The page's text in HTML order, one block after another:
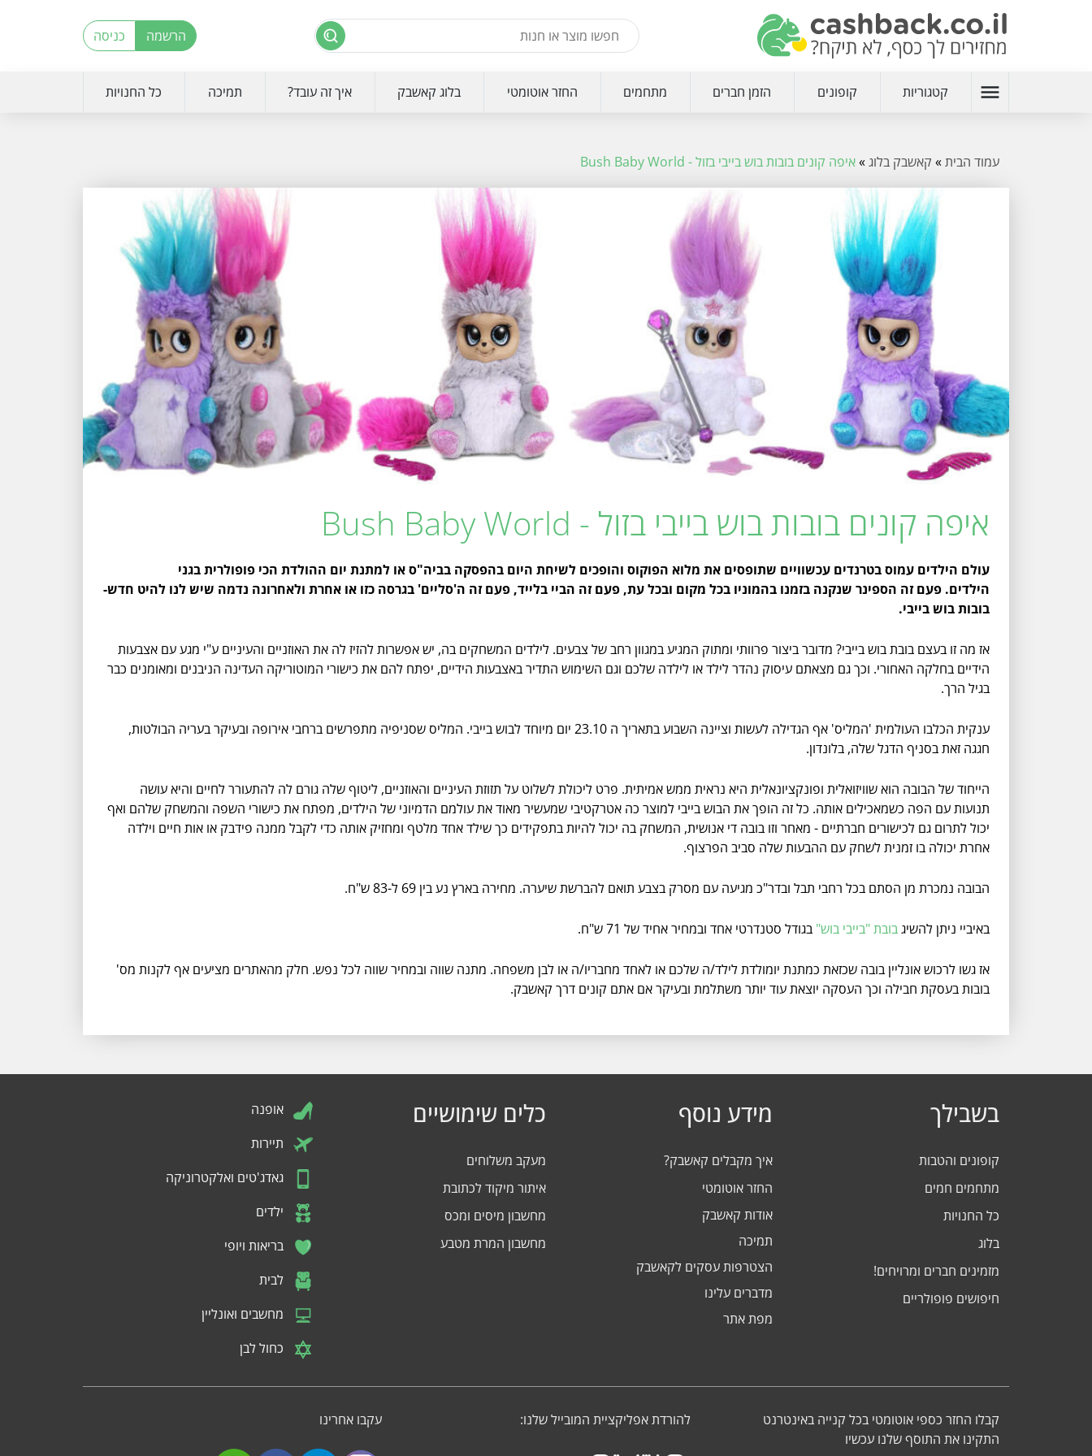
הרשמה כניסה
menu קטגוריות קופונים הזמן חברים מתחמים החזר אוטומטי בלוג קאשבק איך זה עובד? תמיכה כל החנויות
עמוד הבית» קאשבק בלוג»איפה קונים בובות בוש בייבי בזול - Bush Baby World
איפה קונים בובות בוש בייבי בזול - Bush Baby World
עולם הילדים עמוס בטרנדים עכשוויים שתופסים את מלוא הפוקוס והופכים לשיחת היום בהפסקה בביה"ס או למתנת יום ההולדת הכי פופולרית בגני
הילדים. פעם זה הספינר שנקנה בזמנו בהמוניו בכל מקום ובכל עת, פעם זה הביי בלייד, פעם זה ה'סליים' בגרסה כזו או אחרת ולאחרונה נדמה שיש לנו להיט חדש-
בובות בוש בייבי.
אז מה זו בעצם בובת בוש בייבי? מדובר ביצור פרוותי ומתוק המגיע במגוון רחב של צבעים. לילדים המשחקים בה, יש אפשרות להזיז לה את האוזניים והעיניים ע"י מגע עם אצבעות
הידיים בחלקה האחורי. וכך גם מצאתם עיסוק נהדר לילד או לילדה שלכם וגם השימוש התדיר באצבעות הידיים, יפתח להם את כישורי המוטוריקה העדינה הניבנים ומאומנים כבר
בגיל הרך.
ענקית הכלבו העולמית 'המליס' אף הגדילה לעשות וציינה השבוע בתאריך ה 23.10 יום מיוחד לבוש בייבי. המליס שסניפיה מתפרשים ברחבי אירופה ובעיקר בעריה הבולטות,
חגגה זאת בסניף הדגל שלה, בלונדון.
הייחוד של הבובה הוא שוויזואלית ופונקציונאלית היא נראית ממש אמיתית. פרט ליכולת לשלוט על תזוזת העיניים והאוזניים, ליטוף שלה גורם לה להתעורר לחיים והיא עושה
תנועות עם הפה כשמאכילים אותה. כל זה הופך את הבוש בייבי למוצר כה אטרקטיבי שמעשיר מאוד את עולמם הדמיוני של הילדים, מפתח את כישורי השפה והמשחק שלהם ואף
יכול לתרום גם לכישורים חברתיים - מאחר וזו בובה די אנושית, המשחק בה יכול להיות בתפקידים כך שילד אחד מלטף ומחזיק אותה כדי לקבל ממנה פידבק או אות חיים וילדה
אחרת יכולה בו זמנית לשחק עם ההבעות שלה סביב הפרצוף.
הבובה נמכרת מן הסתם בכל רחבי תבל ובדר"כ מגיעה עם מסרק בצבע תואם להברשת שיערה. מחירה בארץ נע בין 69 ל-83 ש"ח.
באיביי ניתן להשיגבובת "בייבי בוש" בגודל סטנדרטי אחד ובמחיר אחיד של 71 ש"ח.
אז גשו לרכוש אונליין בובה שכזאת כמתנת יומולדת לילד/ה שלכם או לאחד מחבריו/ה או לבן משפחה. מתנה שווה ובמחיר שווה לכל נפש. חלק מהאתרים מציעים אף לקנות מס'
בובות בעסקת חבילה וכך העסקה יוצאת עוד יותר משתלמת ובעיקר אם אתם קונים דרך קאשבק.
בשבילך
קופונים והטבות
מתחמים חמים
כל החנויות
בלוג
מזמינים חברים ומרויחים!
חיפושים פופולריים
מידע נוסף
איך מקבלים קאשבק?
החזר אוטומטי
אודות קאשבק
תמיכה
הצטרפות עסקים לקאשבק
מדברים עלינו
מפת אתר
כלים שימושיים
מעקב משלוחים
איתור מיקוד לכתובת
מחשבון מיסים ומכס
מחשבון המרת מטבע
אופנה
תיירות
גאדג'טים ואלקטרוניקה
ילדים
בריאות ויופי
לבית
מחשבים ואונליין
כחול לבן
קבלו החזר כספי אוטומטי בכל קנייה באינטרנט
התקינו את התוסף שלנו עכשיו
להורדת אפליקציית המובייל שלנו: עקבו אחרינו